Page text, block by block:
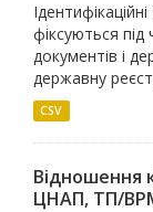
фіксуються
документів і
державну
CSV
Відношення
ЦНАП, ТП/